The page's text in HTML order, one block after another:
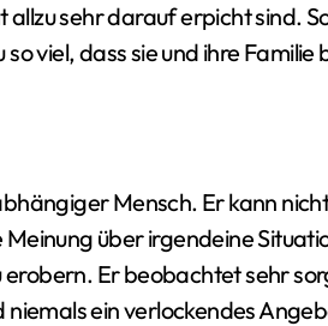
allzu sehr darauf erpicht sind.
viel, dass sie und ihre Familie
Mensch. Er kann
über irgendeine
Er beobachtet sehr
ein verlockendes